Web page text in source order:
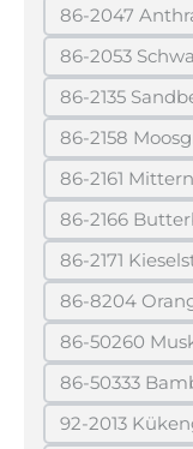
86-2047
(Diese
86-2053
(Diese
86-2135
86-2158
86-2161
86-2166
86-2171
86-8204
(Diese
86-50260
86-50333
(Diese
92-2013